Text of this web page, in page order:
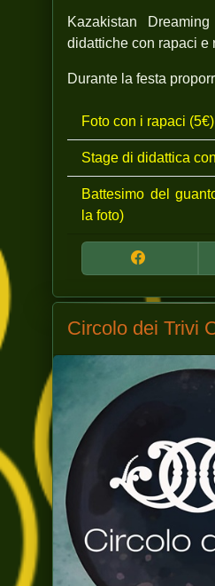
Kazakistan
didattiche con rapaci e
Durante la festa
Foto con i rapaci (5€)
Stage di didattica
Battesimo del
la foto)
Circolo dei Trivi